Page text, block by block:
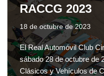
RACCG 2023
18 de octubre de 2023
El Real Automóvil Club
sábado 28 de octubre de
Clásicos y Vehículos de